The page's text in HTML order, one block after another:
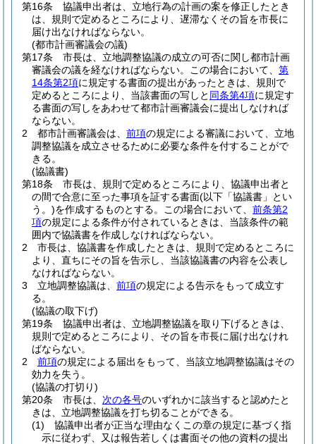
第16条
協議申出者は、立地行為の計画の案を修正したとき
は、規則で定めるところにより、遅滞なくその旨を市長に
届け出なければならない。
(都市計画審議会の議)
第17条
市長は、立地調整協議の成立の可否に関し都市計画
審議会の議を経なければならない。
この場合において、 第
14条第2項に規定する書面の提出があったときは、規則で
定めるところにより、当該書面の写しと 同条第4項に規定す
る書面の写しをあわせて都市計画審議会に提出しなければ
ならない。
2
都市計画審議会は、 前項の規定による審議において、立地
調整協議を成立させるために必要な条件を付することがで
きる。
(協議書)
第18条
市長は、規則で定めるところにより、協議申出者と
の間で合意に至った事項を証する書面(以下「協議書」とい
う。)を作成するものとする。 この場合において、 前条第2
項の規定による条件が付されているときは、当該条件の範
囲内で協議書を作成しなければならない。
2
市長は、協議書を作成したときは、規則で定めるところに
より、直ちにその旨を告示し、当該協議書の内容を公表し
なければならない。
3
立地調整協議は、 前項の規定による告示をもって成立す
る。
(協議の取下げ)
第19条
協議申出者は、立地調整協議を取り下げるときは、
規則で定めるところにより、その旨を市長に届け出なけれ
ばならない。
2
前項の規定による届出をもって、当該立地調整協議はその
効力を失う。
(協議の打切り)
第20条
市長は、 次の各号のいずれかに該当すると認めたと
きは、立地調整協議を打ち切ることができる。
(1)
協議申出者が正当な理由なくこの章の規定に基づく指
示に従わず、又は報告若しくは書面その他の資料の提出